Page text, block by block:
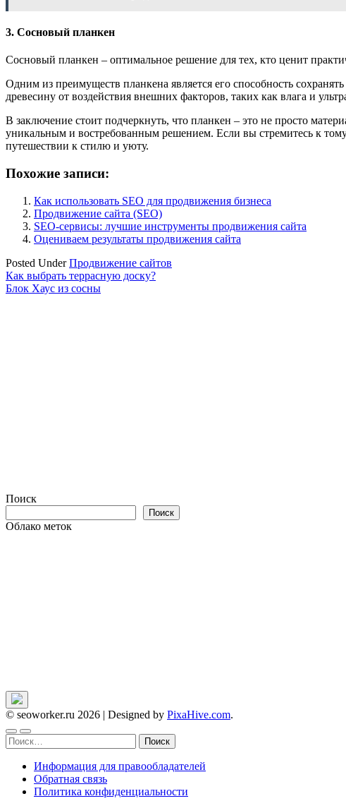
3. Сосновый планкен
Сосновый планкен – оптимальное решение для тех, кто ценит
Одним из преимуществ планкена является его способность
древесину от воздействия внешних факторов, таких как влага и
В заключение стоит подчеркнуть, что планкен – это не просто
уникальным и востребованным решением. Если вы стремитесь к
путешествии к стилю и уюту.
Похожие записи:
Как использовать SEO для продвижения бизнеса
Продвижение сайта (SEO)
SEO-сервисы: лучшие инструменты продвижения сайта
Оцениваем результаты продвижения сайта
Posted UnderПродвижение сайтов
Навигация
по
Как выбрать террасную доску?
Блок Хаус из сосны
Поиск
Поиск
Облако меток
© seoworker.ru 2026 | Designed by PixaHive.com.
Найти:
Информация для правообладателей
Обратная связь
Политика конфиденциальности